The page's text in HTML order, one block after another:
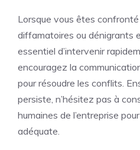
Lorsque vous êtes
diffamatoires ou dénigrants
essentiel d’intervenir
encouragez la
pour résoudre les conflits.
persiste, n’hésitez pas à
humaines de l’entreprise
adéquate.